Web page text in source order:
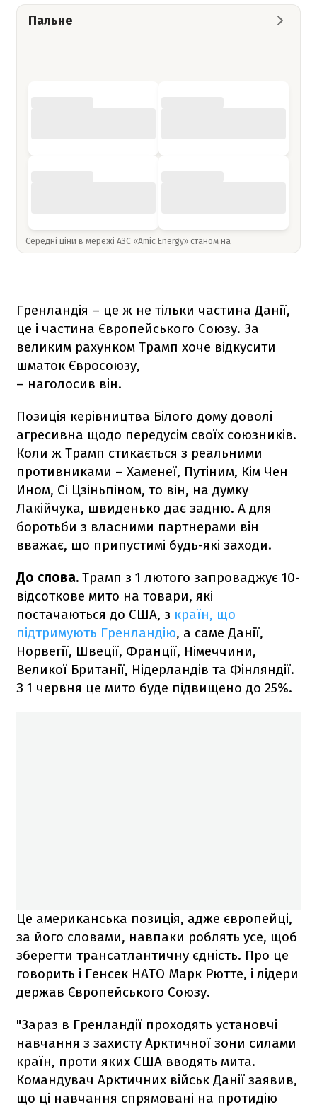
Пальне
Середні ціни в мережі АЗС «Amic Energy» станом на
Гренландія – це ж не тільки частина Данії,
це і частина Європейського Союзу. За
великим рахунком Трамп хоче відкусити
шматок Євросоюзу,
– наголосив він.
Позиція керівництва Білого дому доволі
агресивна щодо передусім своїх союзників.
Коли ж Трамп стикається з реальними
противниками – Хаменеї, Путіним, Кім Чен
Ином, Сі Цзіньпіном, то він, на думку
Лакійчука, швиденько дає задню. А для
боротьби з власними партнерами він
вважає, що припустимі будь-які заходи.
До слова. Трамп з 1 лютого запроваджує 10-
відсоткове мито на товари, які
постачаються до США, з країн, що
підтримують Гренландію, а саме Данії,
Норвегії, Швеції, Франції, Німеччини,
Великої Британії, Нідерландів та Фінляндії.
З 1 червня це мито буде підвищено до 25%.
Це американська позиція, адже європейці,
за його словами, навпаки роблять усе, щоб
зберегти трансатлантичну єдність. Про це
говорить і Генсек НАТО Марк Рютте, і лідери
держав Європейського Союзу.
"Зараз в Гренландії проходять установчі
навчання з захисту Арктичної зони силами
країн, проти яких США вводять мита.
Командувач Арктичних військ Данії заявив,
що ці навчання спрямовані на протидію